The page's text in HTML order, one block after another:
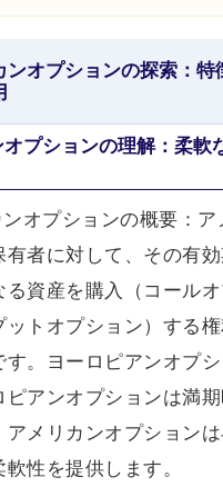
ンオプションの探索：特
プションの理解：柔軟
オプションの概要：
有者に対して、その有
る資産を購入（コール
ットオプション）する
す。ヨーロピアンオプ
ピアンオプションは満
アメリカンオプション
性を提供します。